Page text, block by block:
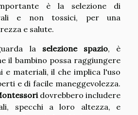
è la selezione di
e non tossici, per una
e salute.
la selezione spazio, è
il bambino possa raggiungere
e materiali, il che implica l'uso
e di facile maneggevolezza.
dovrebbero includere
specchi a loro altezza, e